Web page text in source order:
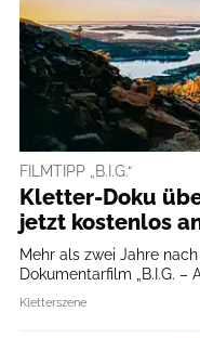
FILMTIPP „B.I.G.“
Kletter-Doku
jetzt kostenlos
Mehr als zwei Jahre
Dokumentarfilm „B.I.G. –
Kletterszene